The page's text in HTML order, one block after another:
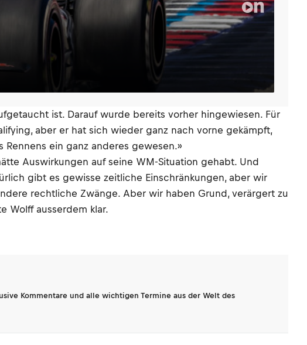
ist. Darauf wurde bereits vorher hingewiesen. Für
aber er hat sich wieder ganz nach vorne gekämpft,
ein ganz anderes gewesen.»
Auswirkungen auf seine WM-Situation gehabt. Und
gibt es gewisse zeitliche Einschränkungen, aber wir
rechtliche Zwänge. Aber wir haben Grund, verärgert zu
Wolff ausserdem klar.
Kommentare und alle wichtigen Termine aus der Welt des